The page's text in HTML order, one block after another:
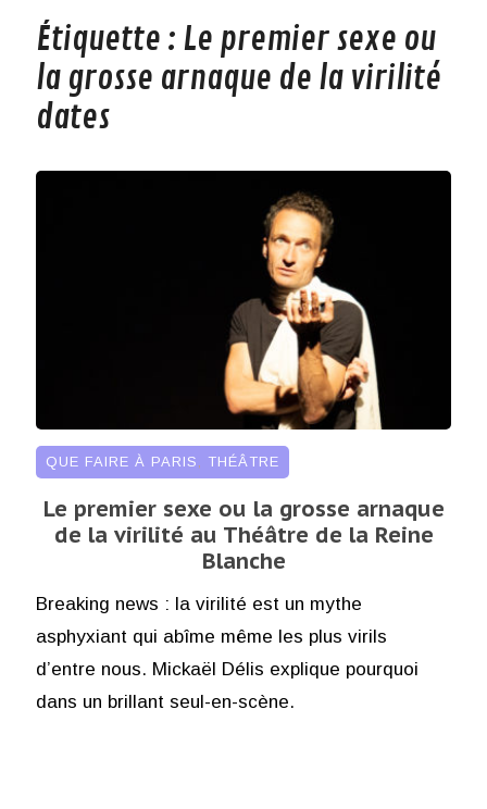
Étiquette : Le premier sexe ou
la grosse arnaque de la virilité
dates
QUE FAIRE À PARIS THÉÂTRE
Le premier sexe ou la grosse arnaque
de la virilité au Théâtre de la Reine
Blanche
Breaking news : la virilité est un mythe
asphyxiant qui abîme même les plus virils
d’entre nous. Mickaël Délis explique pourquoi
dans un brillant seul-en-scène.